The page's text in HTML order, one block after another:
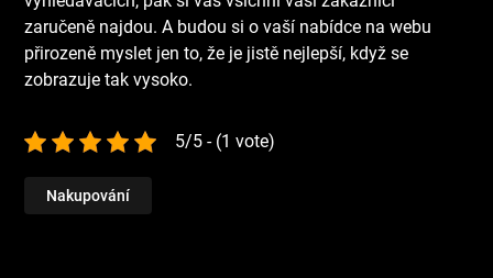
zaručeně najdou. A budou si o vaší nabídce na webu
přirozeně myslet jen to, že je jistě nejlepší, když se
zobrazuje tak vysoko.
5/5 - (1 vote)
Nakupování